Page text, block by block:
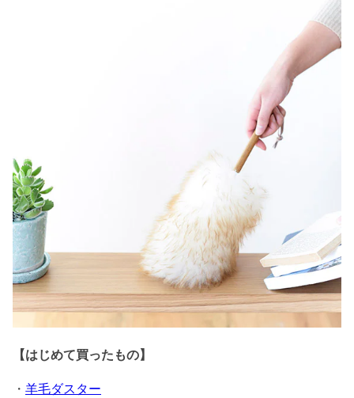
【はじめて買ったもの】
・ 羊毛ダスター